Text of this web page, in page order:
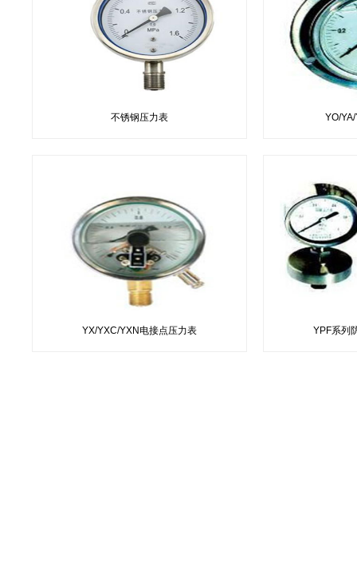
不锈钢压力表 YO/
YX/YXC/YXN电接点压力表 YPF系列